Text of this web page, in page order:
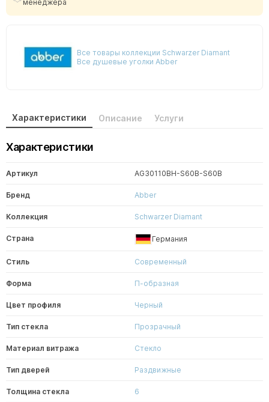
менеджера
Все товары коллекции Schwarzer Diamant
Все душевые уголки Abber
Характеристики Описание Услуги
Характеристики
Артикул AG30110BH-S60B-S60B
Бренд Abber
Коллекция Schwarzer Diamant
Страна Германия
Стиль Современный
Форма П-образная
Цвет профиля Черный
Тип стекла Прозрачный
Материал витража Стекло
Тип дверей Раздвижные
Толщина стекла 6